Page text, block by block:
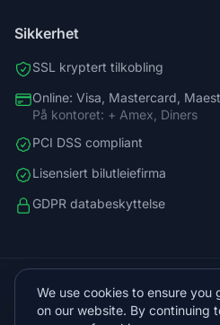
Sikkerhet
SSL kryptert tilkobling
Online: Visa, Mastercard,
På kontoret: + Amex, Diners
PCI DSS compliant
Lisensiert bilutleiefirma
GDPR databeskyttelse
Planinarski put 9,
We use cookies to ensure
on our website. By continuing